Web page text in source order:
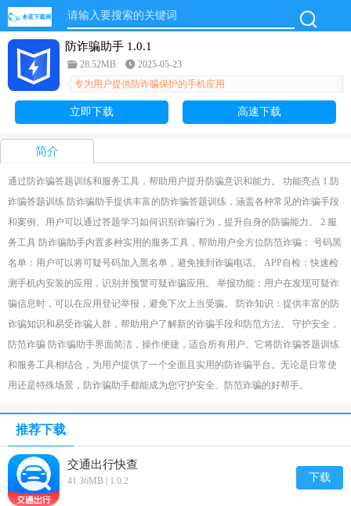
防诈骗助手 1.0.1
28.52MB
2025-05-23
专为用户提供防诈骗保护的手机应用
立即下载 高速下载
简介
通过防诈骗答题训练和服务工具，帮助用户提升防骗意识和能力。 功能亮点 1.防
诈骗答题训练 防诈骗助手提供丰富的防诈骗答题训练，涵盖各种常见的诈骗手段
和案例。用户可以通过答题学习如何识别诈骗行为，提升自身的防骗能力。 2.服
务工具 防诈骗助手内置多种实用的服务工具，帮助用户全方位防范诈骗： 号码黑
名单：用户可以将可疑号码加入黑名单，避免接到诈骗电话。 APP自检：快速检
测手机内安装的应用，识别并预警可疑诈骗应用。 举报功能：用户在发现可疑诈
骗信息时，可以在应用登记举报，避免下次上当受骗。 防诈知识：提供丰富的防
诈骗知识和易受诈骗人群，帮助用户了解新的诈骗手段和防范方法。 守护安全，
防范诈骗 防诈骗助手界面简洁，操作便捷，适合所有用户。它将防诈骗答题训练
和服务工具相结合，为用户提供了一个全面且实用的防诈骗平台。无论是日常使
用还是特殊场景，防诈骗助手都能成为您守护安全、防范诈骗的好帮手。
推荐下载
交通出行快查
41.36MB | 1.0.2 下载